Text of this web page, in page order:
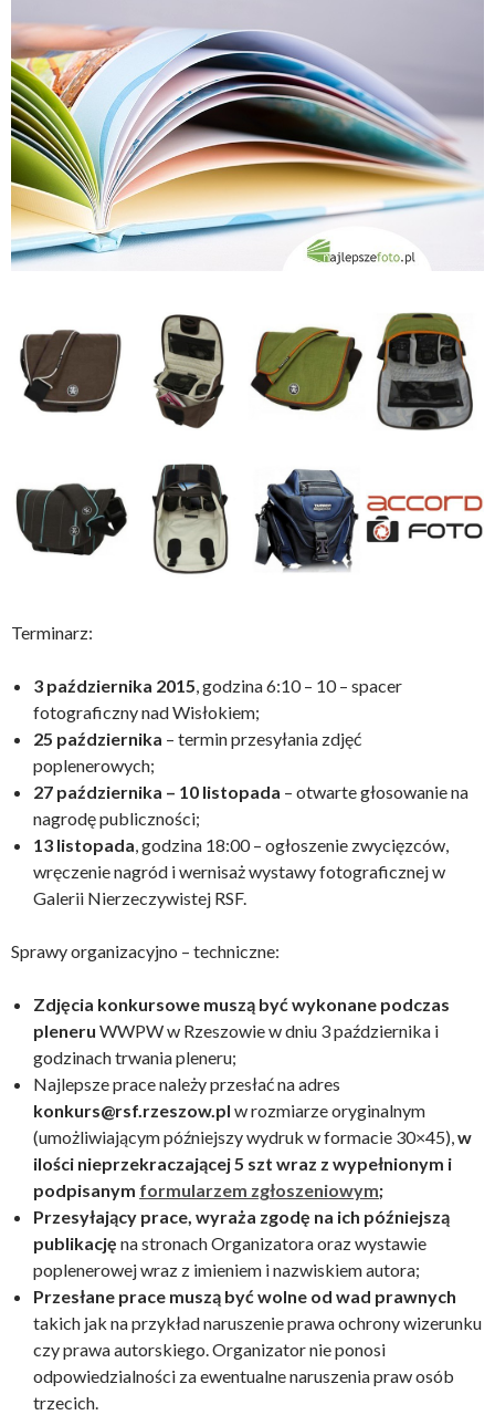
Terminarz:
3 października 2015, godzina 6:10 – 10 – spacer
fotograficzny nad Wisłokiem;
25 października – termin przesyłania zdjęć
poplenerowych;
27 października – 10 listopada – otwarte głosowanie na
nagrodę publiczności;
13 listopada, godzina 18:00 – ogłoszenie zwycięzców,
wręczenie nagród i wernisaż wystawy fotograficznej w
Galerii Nierzeczywistej RSF.
Sprawy organizacyjno – techniczne:
Zdjęcia konkursowe muszą być wykonane podczas
pleneru WWPW w Rzeszowie w dniu 3 października i
godzinach trwania pleneru;
Najlepsze prace należy przesłać na adres
konkurs@rsf.rzeszow.pl w rozmiarze oryginalnym
(umożliwiającym późniejszy wydruk w formacie 30×45),w
ilości nieprzekraczającej 5 szt wraz z wypełnionym i
podpisanym formularzem zgłoszeniowym;
Przesyłający prace, wyraża zgodę na ich późniejszą
publikację na stronach Organizatora oraz wystawie
poplenerowej wraz z imieniem i nazwiskiem autora;
Przesłane prace muszą być wolne od wad prawnych
takich jak na przykład naruszenie prawa ochrony wizerunku
czy prawa autorskiego. Organizator nie ponosi
odpowiedzialności za ewentualne naruszenia praw osób
trzecich.